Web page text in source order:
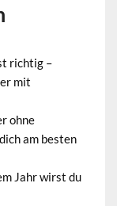
richtig –
mit
ohne
am besten
Jahr wirst du